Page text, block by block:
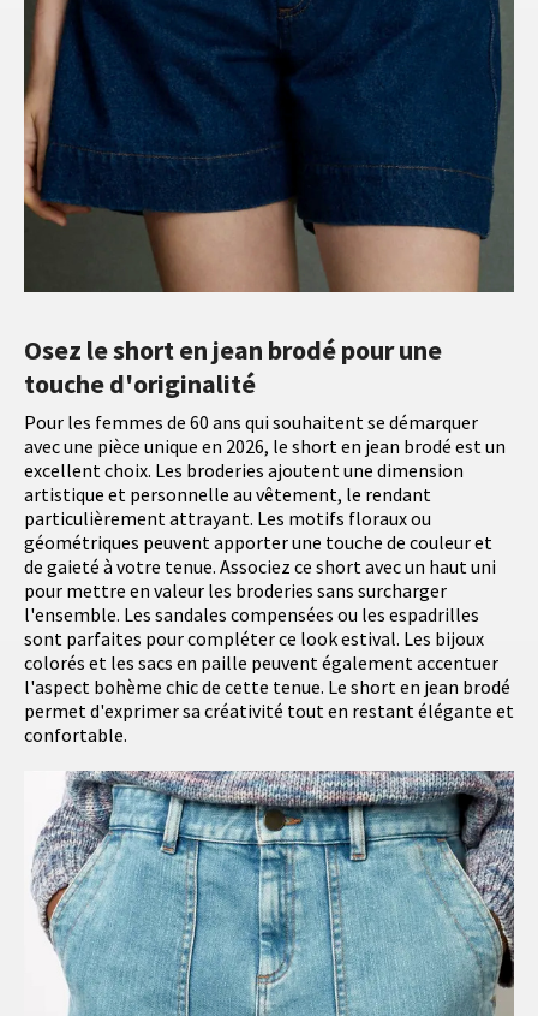
Osez le short en jean brodé pour une
touche d'originalité
Pour les femmes de 60 ans qui souhaitent se démarquer
avec une pièce unique en 2026, le short en jean brodé est un
excellent choix. Les broderies ajoutent une dimension
artistique et personnelle au vêtement, le rendant
particulièrement attrayant. Les motifs floraux ou
géométriques peuvent apporter une touche de couleur et
de gaieté à votre tenue. Associez ce short avec un haut uni
pour mettre en valeur les broderies sans surcharger
l'ensemble. Les sandales compensées ou les espadrilles
sont parfaites pour compléter ce look estival. Les bijoux
colorés et les sacs en paille peuvent également accentuer
l'aspect bohème chic de cette tenue. Le short en jean brodé
permet d'exprimer sa créativité tout en restant élégante et
confortable.